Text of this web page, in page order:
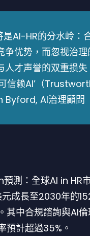
是AI-HR的分水岭：
争优势，而忽视治理
人才声誉的双重损失
信赖AI’（
Byford, AI治理顧問
測：全球AI in HR
成長至2030年的
其中合規諮詢與AI
預計超過35%。